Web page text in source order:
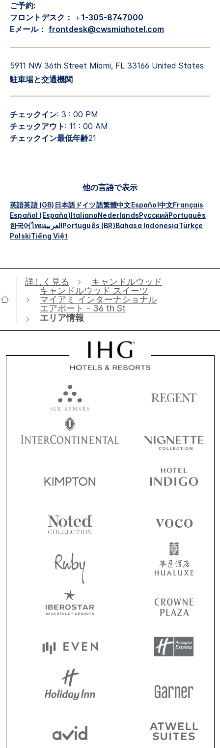
ご予約:
フロントデスク：
+1-305-8747000
Eメール： frontdesk@cwsmiahotel.com
5911 NW 36th Street Miami, FL 33166 United States
駐車場と交通機関
チェックイン: 3 : 00 PM
チェックアウト : 11 : 00 AM
チェックイン最低年齢21
他の言語で表示
英語英語 (GB) 日本語 ドイツ語繁體中文Español中文Français
Español (España)ItalianoNederlandsРусскийPortuguês
한국어ไทยالعربيةPortuguês (BR)Bahasa IndonesiaTürkçe
PolskiTiếng Việt
詳しく見る
キャンドルウッド
キャンドルウッド スイーツ
マイアミ インターナショナル
エアポート - 36 th St
エリア情報